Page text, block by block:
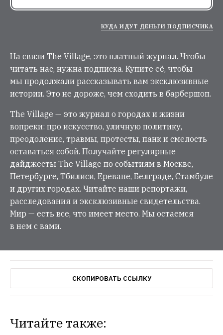
КУДА ИДУТ ДЕНЬГИ ПОДПИСЧИКА
На связи The Village, это платный журнал. Чтобы
читать нас, нужна подписка. Купите её, чтобы
мы продолжали рассказывать вам эксклюзивные
истории. Это не дороже, чем сходить в барбершоп.
The Village — это журнал о городах и жизни
вопреки: про искусство, уличную политику,
преодоление, травмы, протесты, панк и смелость
оставаться собой. Получайте регулярные
дайджесты The Village по событиям в Москве,
Петербурге, Тбилиси, Ереване, Белграде, Стамбуле
и других городах. Читайте наши репортажи,
расследования и эксклюзивные свидетельства.
Мир — есть все, что имеет место. Мы остаемся
в нем с вами.
СКОПИРОВАТЬ ССЫЛКУ
Читайте также: